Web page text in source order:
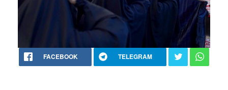
FACEBOOK TELEGRAM